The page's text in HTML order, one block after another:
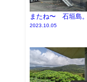
またね〜 石垣島。
2023.10.05